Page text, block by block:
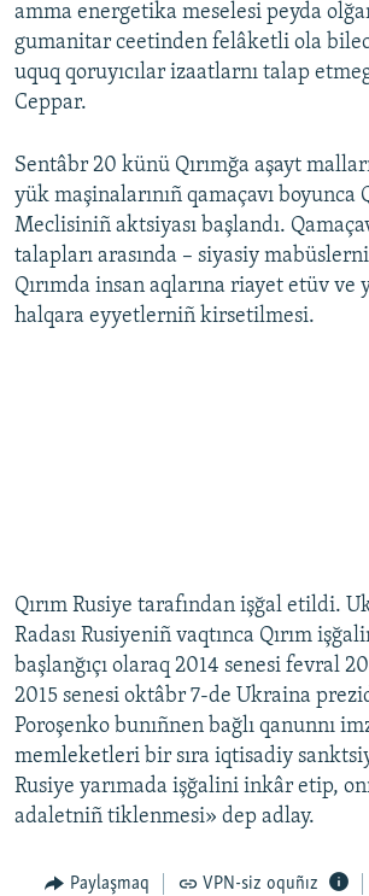
amma energetika meselesi peyda
gumanitar ceetinden felâketli ola
uquq qoruyıcılar izaatlarnı talap
Ceppar.
Sentâbr 20 künü Qırımğa aşayt
yük maşinalarınıñ qamaçavı boyunca
Meclisiniñ aktsiyası başlandı.
talapları arasında – siyasiy
Qırımda insan aqlarına riayet etüv ve
halqara eyyetlerniñ kirsetilmesi.
Qırım Rusiye tarafından işğal etildi.
Radası Rusiyeniñ vaqtınca Qırım
başlanğıçı olaraq 2014 senesi fevral
2015 senesi oktâbr 7-de Ukraina
Poroşenko bunıñnen bağlı qanunnı
memleketleri bir sıra iqtisadiy
Rusiye yarımada işğalini inkâr etip,
adaletniñ tiklenmesi» dep adlay.
Paylaşmaq VPN-siz oquñız